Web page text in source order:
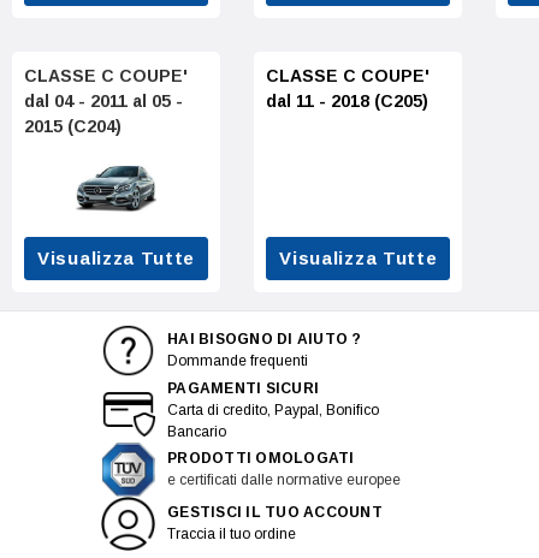
CLASSE C COUPE'
dal 04 - 2011 al 05 -
2015 (C204)
Visualizza Tutte
CLASSE C COUPE'
dal 11 - 2018 (C205)
Visualizza Tutte
HAI BISOGNO DI AIUTO ?
Dommande frequenti
PAGAMENTI SICURI
Carta di credito, Paypal, Bonifico
Bancario
PRODOTTI OMOLOGATI
e certificati dalle normative europee
GESTISCI IL TUO ACCOUNT
Traccia il tuo ordine